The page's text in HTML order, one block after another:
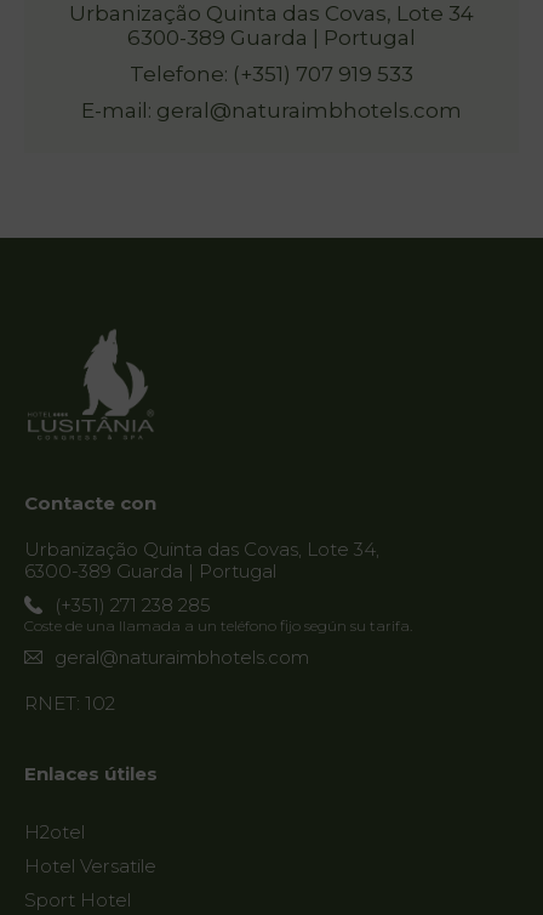
Habitaciones
Natura Club
& Spa
My Natura
Galería de
Fotos
Vouchers
Localización
Noticias
Urbanização Quinta das Covas, Lote 34
6300-389 Guarda | Portugal
Telefone: (+351) 707 919 533
E-mail: geral@naturaimbhotels.com
Contacte con
Urbanização Quinta das Covas, Lote 34,
6300-389 Guarda | Portugal
(+351) 271 238 285
Coste de una llamada a un teléfono fijo según su tarifa.
geral@naturaimbhotels.com
RNET: 102
Enlaces útiles
H2otel
Hotel Versatile
Sport Hotel